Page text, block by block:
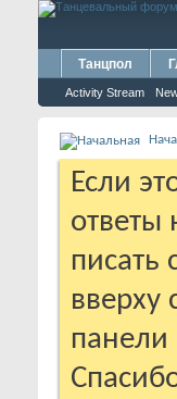
Танцпол
Activity Stream
Если
ответы
вверху
панели